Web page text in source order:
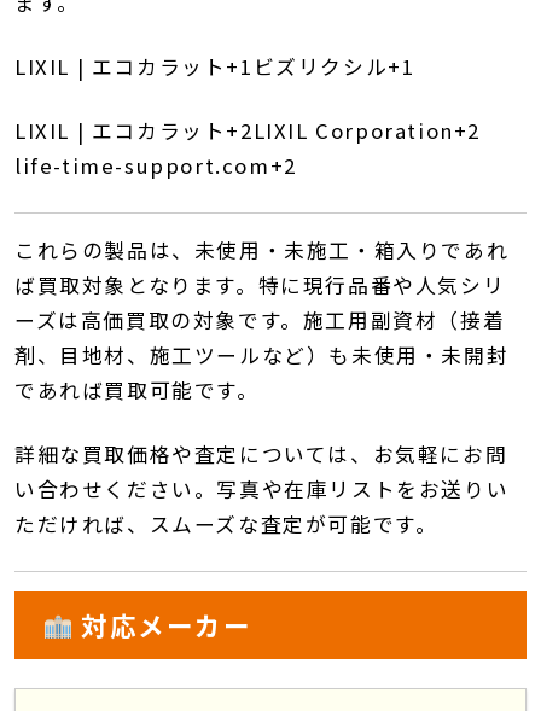
LIXIL | エコカラット +1 ビズリクシル+1
LIXIL | エコカラット +2LIXIL Corporation+2
life-time-support.com+2
これらの製品は、未使用・未施工・箱入りであれ
ば買取対象となります。 特に現行品番や人気シリ
ーズは高価買取の対象です。 施工用副資材（接着
剤、目地材、施工ツールなど）も未使用・未開封
であれば買取可能です。
詳細な買取価格や査定については、お気軽にお問
い合わせください。 写真や在庫リストをお送りい
ただければ、スムーズな査定が可能です。
対応メーカー